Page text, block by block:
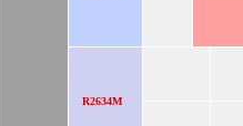
R2634M